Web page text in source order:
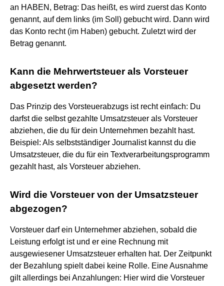
an HABEN, Betrag: Das heißt, es wird zuerst das Konto
genannt, auf dem links (im Soll) gebucht wird. Dann wird
das Konto recht (im Haben) gebucht. Zuletzt wird der
Betrag genannt.
Kann die Mehrwertsteuer als Vorsteuer
abgesetzt werden?
Das Prinzip des Vorsteuerabzugs ist recht einfach: Du
darfst die selbst gezahlte Umsatzsteuer als Vorsteuer
abziehen, die du für dein Unternehmen bezahlt hast.
Beispiel: Als selbstständiger Journalist kannst du die
Umsatzsteuer, die du für ein Textverarbeitungsprogramm
gezahlt hast, als Vorsteuer abziehen.
Wird die Vorsteuer von der Umsatzsteuer
abgezogen?
Vorsteuer darf ein Unternehmer abziehen, sobald die
Leistung erfolgt ist und er eine Rechnung mit
ausgewiesener Umsatzsteuer erhalten hat. Der Zeitpunkt
der Bezahlung spielt dabei keine Rolle. Eine Ausnahme
gilt allerdings bei Anzahlungen: Hier wird die Vorsteuer